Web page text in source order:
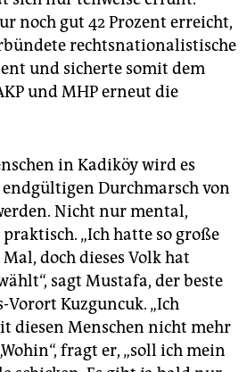
noch gut 42 Prozent erreicht,
rechtsnationalistische
und sicherte somit dem
und MHP erneut die
in Kadiköy wird es
endgültigen Durchmarsch von
Nicht nur mental,
„Ich hatte so große
doch dieses Volk hat
sagt Mustafa, der beste
Vorort Kuzguncuk. „Ich
diesen Menschen nicht mehr
fragt er, „soll ich mein